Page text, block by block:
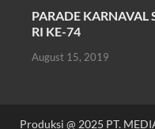
PARADE
RI KE-74
August 15, 2019
Produksi @ 2025 PT.